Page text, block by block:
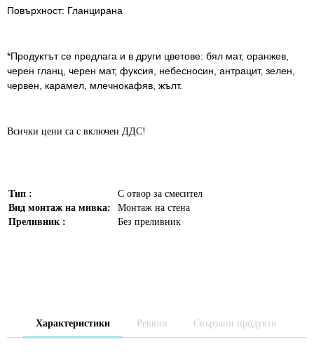
Повърхност: Гланцирана
*Продуктът се предлага и в други цветове: бял мат, оранжев,
черен гланц, черен мат, фуксия, небесносин, антрацит, зелен,
червен, карамел, млечнокафяв, жълт.
Всички цени са с включен ДДС!
Тип :
С отвор за смесител
Вид монтаж на мивка:
Монтаж на стена
Преливник :
Без преливник
Характеристики Ревюта Свързани продукти